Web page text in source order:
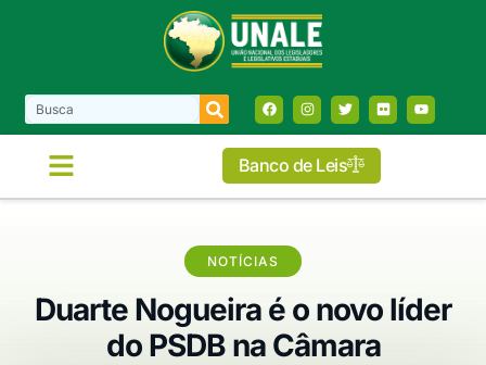
Banco de Leis
NOTÍCIAS
Duarte Nogueira é o novo líder
do PSDB na Câmara